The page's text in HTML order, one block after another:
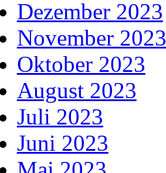
Dezember 2023
November 2023
Oktober 2023
August 2023
Juli 2023
Juni 2023